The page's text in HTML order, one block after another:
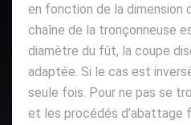
en fonction de la dimension
chaîne de la tronçonneuse
diamètre du fût, la coupe
adaptée. Si le cas est
seule fois. Pour ne pas se
et les procédés d’abattage